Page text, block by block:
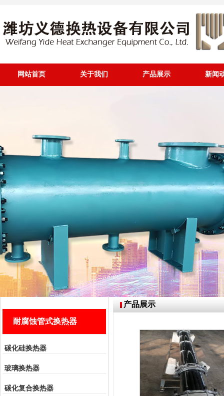
网站首页 关于我们 产品展示 新闻
耐腐蚀管式换热器
碳化硅换热器
玻璃换热器
碳化复合换热器
产品展示